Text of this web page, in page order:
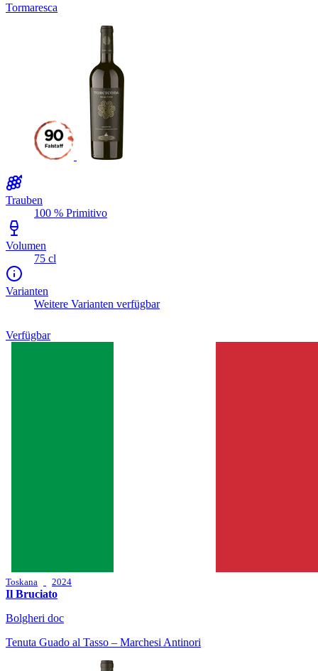
Tormaresca
Trauben
100 % Primitivo
Volumen
75 cl
Varianten
Weitere Varianten verfügbar
Verfügbar
Toskana 2024
Il Bruciato
Bolgheri doc
Tenuta Guado al Tasso – Marchesi Antinori